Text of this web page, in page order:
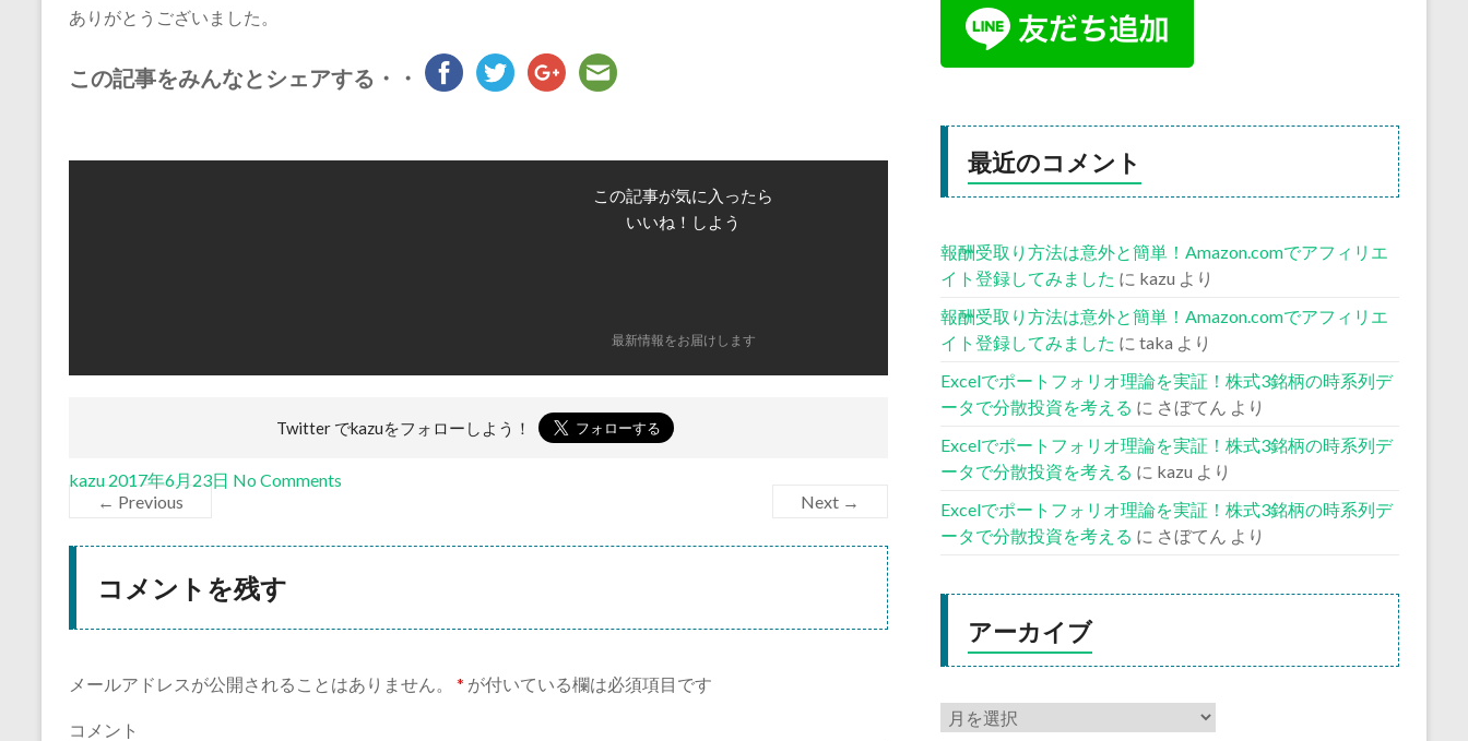
ありがとうございました。
この記事をみんなとシェアする・・
この記事が気に入ったら
いいね！しよう
最新情報をお届けします
Twitter でkazuをフォローしよう！
kazu 2017年6月23日 No Comments
← Previous
Next →
コメントを残す
メールアドレスが公開されることはありません。 * が付いている欄は必須項目です
コメント
最近のコメント
報酬受取り方法は意外と簡単！Amazon.comでアフィリエ
イト登録してみました に kazu より
報酬受取り方法は意外と簡単！Amazon.comでアフィリエ
イト登録してみました に taka より
Excelでポートフォリオ理論を実証！株式3銘柄の時系列デ
ータで分散投資を考える に さぼてん より
Excelでポートフォリオ理論を実証！株式3銘柄の時系列デ
ータで分散投資を考える に kazu より
Excelでポートフォリオ理論を実証！株式3銘柄の時系列デ
ータで分散投資を考える に さぼてん より
アーカイブ